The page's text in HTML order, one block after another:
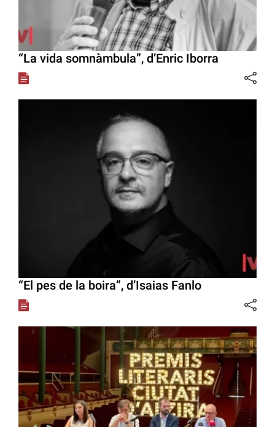
“La vida somnàmbula”, d’Enric Iborra
“El pes de la boira”, d’Isaias Fanlo